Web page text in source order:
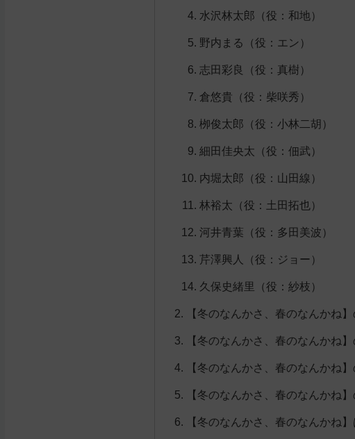
水沢林太郎（役：和地）
野内まる（役：エン）
志田彩良（役：真樹）
倉悠貴（役：柴咲秀）
栁俊太郎（役：小林二胡）
細田佳央太（役：佃武）
内堀太郎（役：山田線）
林裕太（役：土田拓也）
河井青葉（役：多田美波）
芹澤興人（役：ジョー）
久保史緒里（役：紗枝）
【冬のなんかさ、春のなんかね
【冬のなんかさ、春のなんかね
【冬のなんかさ、春のなんかね
【冬のなんかさ、春のなんかね
【冬のなんかさ、春のなんかね